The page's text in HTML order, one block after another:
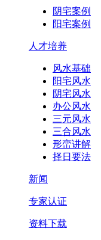
阴宅案例
阳宅案例
人才培养
风水基础
阳宅风水
阴宅风水
办公风水
三元风水
三合风水
形峦讲解
择日要法
新闻
专家认证
资料下载